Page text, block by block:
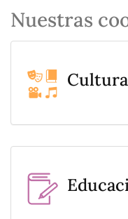
Nuestras
Cultura